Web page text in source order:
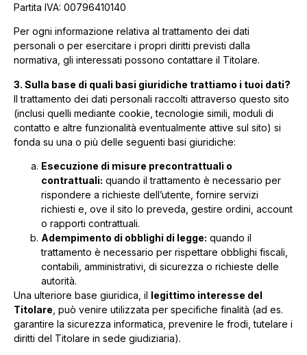
Partita IVA: 00796410140
Per ogni informazione relativa al trattamento dei dati
personali o per esercitare i propri diritti previsti dalla
normativa, gli interessati possono contattare il Titolare.
3. Sulla base di quali basi giuridiche trattiamo i tuoi dati?
Il trattamento dei dati personali raccolti attraverso questo sito
(inclusi quelli mediante cookie, tecnologie simili, moduli di
contatto e altre funzionalità eventualmente attive sul sito) si
fonda su una o più delle seguenti basi giuridiche:
Esecuzione di misure precontrattuali o
contrattuali: quando il trattamento è necessario per
rispondere a richieste dell’utente, fornire servizi
richiesti e, ove il sito lo preveda, gestire ordini, account
o rapporti contrattuali.
Adempimento di obblighi di legge: quando il
trattamento è necessario per rispettare obblighi fiscali,
contabili, amministrativi, di sicurezza o richieste delle
autorità.
Una ulteriore base giuridica, il legittimo interesse del
Titolare , può venire utilizzata per specifiche finalità (ad es.
garantire la sicurezza informatica, prevenire le frodi, tutelare i
diritti del Titolare in sede giudiziaria).